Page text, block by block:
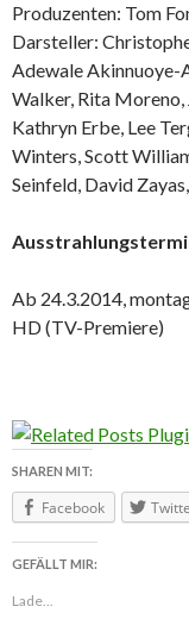
Produzenten: Tom
Darsteller:
Adewale Akinnuoye-
Walker, Rita Moreno,
Kathryn Erbe, Lee
Winters, Scott
Seinfeld, David
Ab 24.3.2014,
HD (TV-Premiere)
SHAREN MIT:
Facebook
GEFÄLLT MIR:
Lade...